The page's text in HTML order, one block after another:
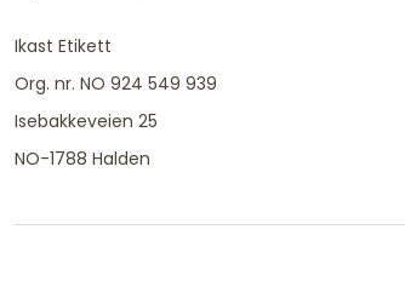
Ikast Etikett
Org. nr. NO 924 549 939
Isebakkeveien 25
NO-1788 Halden